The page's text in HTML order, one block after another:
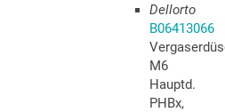
Dellorto
B06413066
M6
Hauptd.
PHBx,